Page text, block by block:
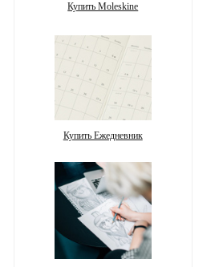
Купить Moleskine
Купить Ежедневник